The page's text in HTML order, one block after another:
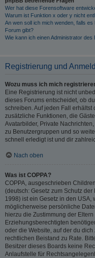
Wer hat diese Forensoftware
Warum ist Funktion x oder y nicht
An wen soll ich mich wenden, falls
Forum gibt?
Wie kann ich einen Administrator
Registrierung und
Wozu muss ich mich
Eine Registrierung ist nicht
dieses Forums entscheidet, ob
schreiben. Auf jeden Fall
zusätzliche Funktionen, die
Avatarbilder, Private
zu Benutzergruppen und so
schnell erledigt ist und dir
Nach oben
Was ist COPPA?
COPPA, ausgeschrieben
(deutsch: Gesetz zum Schutz
1998) ist ein Gesetz in den USA,
möglicherweise persönliche
hierzu die Zustimmung der
Erziehungsberechtigten
oder die Website, auf der du
rechtlichen Beistand zu Rate.
Besitzer dieses Boards keine
Anlaufstelle für